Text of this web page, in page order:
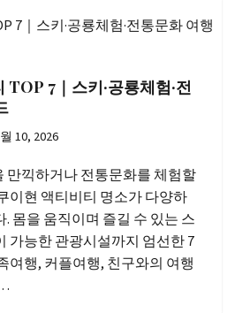
7｜스키·공룡체험·전
10, 2026
만끽하거나 전통문화를 체험할
이현 액티비티 명소가 다양하
몸을 움직이며 즐길 수 있는 스
가능한 관광시설까지 엄선한 7
여행, 커플여행, 친구와의 여행